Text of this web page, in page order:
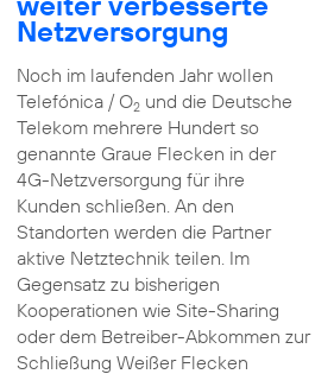
Netzversorgung
Noch im laufenden Jahr wollen
Telefónica / O2und die Deutsche
Telekom mehrere Hundert so
genannte Graue Flecken in der
4G-Netzversorgung für ihre
Kunden schließen. An den
Standorten werden die Partner
aktive Netztechnik teilen. Im
Gegensatz zu bisherigen
Kooperationen wie Site-Sharing
oder dem Betreiber-Abkommen zur
Schließung Weißer Flecken